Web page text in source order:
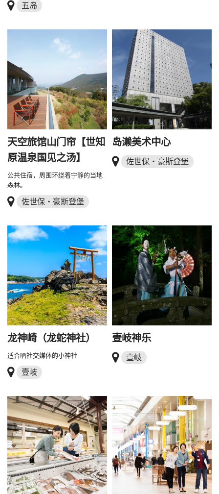
五岛
天空旅馆山门帘【世知
原温泉国见之汤】
公共住宿，周围环绕着宁静的当地
森林。
佐世保・豪斯登堡
岛濑美术中心
佐世保・豪斯登堡
龙神崎（龙蛇神社）
适合晒社交媒体的小神社
壹岐
壹岐神乐
壹岐